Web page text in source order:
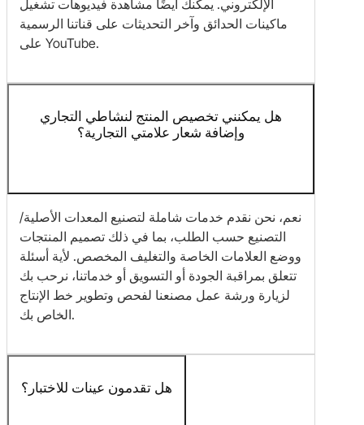
الإلكتروني. يمكنك أيضًا مشاهدة فيديوهات تشغيل
ماكينات الحدائق وآخر التحديثات على قناتنا الرسمية
على YouTube.
هل يمكنني تخصيص المنتج لنشاطي التجاري
وإضافة شعار علامتي التجارية؟
نعم، نحن نقدم خدمات شاملة لتصنيع المعدات الأصلية/
التصنيع حسب الطلب، بما في ذلك تصميم المنتجات
ووضع العلامات الخاصة والتغليف المخصص. لأية أسئلة
تتعلق بمراقبة الجودة أو التسويق أو خدماتنا، نرحب بك
لزيارة ورشة عمل مصنعنا لفحص وتطوير خط الإنتاج
الخاص بك.
هل تقدمون عينات للاختبار؟